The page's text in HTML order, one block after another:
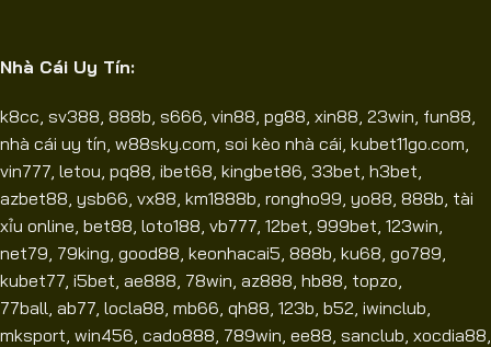
Nhà Cái Uy Tín:
k8cc, sv388, 888b, s666, vin88, pg88, xin88, 23win, fun88,
nhà cái uy tín, w88sky.com, soi kèo nhà cái, kubet11go.com,
vin777, letou, pq88, ibet68, kingbet86, 33bet, h3bet,
azbet88, ysb66, vx88, km1888b, rongho99, yo88, 888b, tài
xỉu online, bet88, loto188, vb777, 12bet, 999bet, 123win,
net79, 79king, good88, keonhacai5, 888b, ku68, go789,
kubet77, i5bet, ae888, 78win, az888, hb88, topzo,
77ball, ab77, locla88, mb66, qh88, 123b, b52, iwinclub,
mksport, win456, cado888, 789win, ee88, sanclub, xocdia88,